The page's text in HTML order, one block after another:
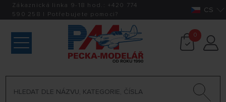
Zákaznická linka 9-18 hod.: +420 774
590 258 | Potřebujete pomoci? CS
0